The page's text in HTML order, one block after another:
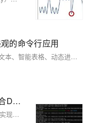
的命令行应用
Rich库是Python的终端美化利器，支持彩色文本、智能表格、动态进度条和语法高亮，大幅提升命令行应用的可视化效果与用户体验。
如何使用LangChain的Python库结合DeepSeek进行多轮次对话？
本文介绍如何使用LangChain结合DeepSeek实现多轮对话，测开人员可借此自动生成测试用例，提升自动化测试效率。